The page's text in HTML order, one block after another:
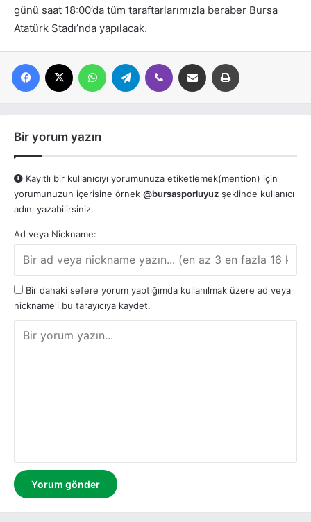
günü saat 18:00’da tüm taraftarlarımızla beraber Bursa
Atatürk Stadı’nda yapılacak.
Facebook WhatsAppTelegram Viber E-posta ile paylaş
Bir yorum yazın
Kayıtlı bir kullanıcıyı yorumunuza etiketlemek(mention) için
yorumunuzun içerisine örnek @bursasporluyuz şeklinde kullanıcı
adını yazabilirsiniz.
Ad veya Nickname:
Bir dahaki sefere yorum yaptığımda kullanılmak üzere ad veya
nickname'i bu tarayıcıya kaydet.